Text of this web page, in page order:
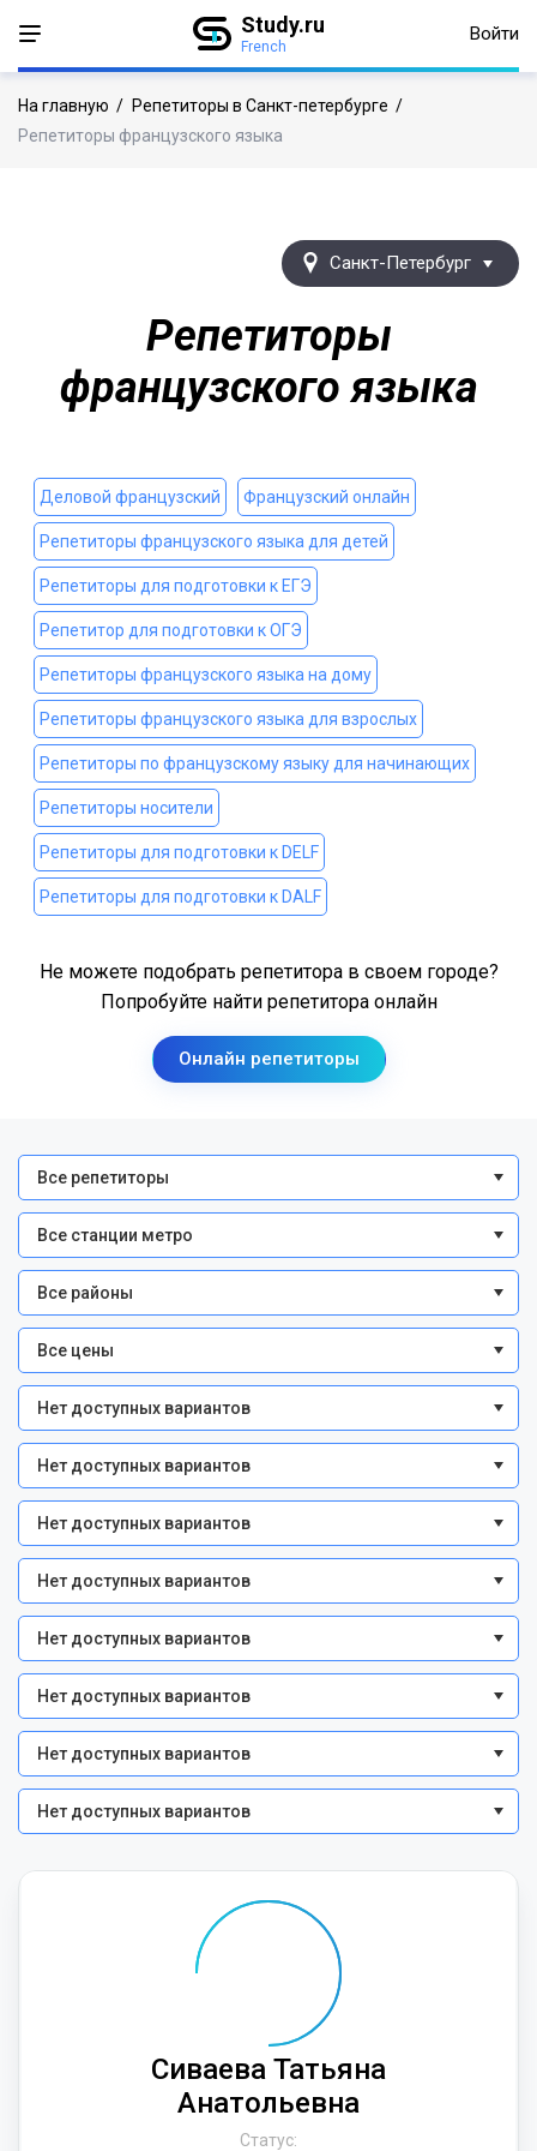
Study.ru
French
Войти
На главную / Репетиторы в Санкт-петербурге /
Репетиторы французского языка
Репетиторы
французского языка
Санкт-Петербург
Деловой французский Французский онлайн
Репетиторы французского языка для детей
Репетиторы для подготовки к ЕГЭ
Репетитор для подготовки к ОГЭ
Репетиторы французского языка на дому
Репетиторы французского языка для взрослых
Репетиторы по французскому языку для начинающих
Репетиторы носители
Репетиторы для подготовки к DELF
Репетиторы для подготовки к DALF
Не можете подобрать репетитора в своем городе?
Попробуйте найти репетитора онлайн
Онлайн репетиторы
Все репетиторы
Все станции метро
Все районы
Все цены
Нет доступных вариантов
Нет доступных вариантов
Нет доступных вариантов
Нет доступных вариантов
Нет доступных вариантов
Нет доступных вариантов
Нет доступных вариантов
Нет доступных вариантов
Сиваева Татьяна
Анатольевна
Статус: